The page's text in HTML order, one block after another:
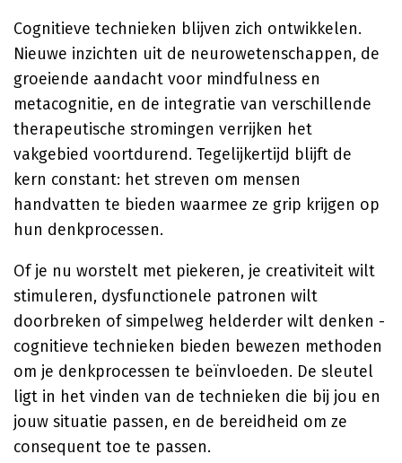
Cognitieve technieken blijven zich ontwikkelen.
Nieuwe inzichten uit de neurowetenschappen, de
groeiende aandacht voor mindfulness en
metacognitie, en de integratie van verschillende
therapeutische stromingen verrijken het
vakgebied voortdurend. Tegelijkertijd blijft de
kern constant: het streven om mensen
handvatten te bieden waarmee ze grip krijgen op
hun denkprocessen.
Of je nu worstelt met piekeren, je creativiteit wilt
stimuleren, dysfunctionele patronen wilt
doorbreken of simpelweg helderder wilt denken -
cognitieve technieken bieden bewezen methoden
om je denkprocessen te beïnvloeden. De sleutel
ligt in het vinden van de technieken die bij jou en
jouw situatie passen, en de bereidheid om ze
consequent toe te passen.